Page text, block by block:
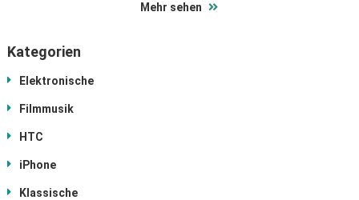
Mehr sehen
Kategorien
Elektronische
Filmmusik
HTC
iPhone
Klassische